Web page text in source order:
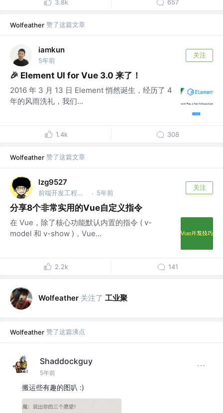
3.8k 657
Wolfeather 赞了这篇文章
iamkun
5年前
关注
🎉 Element UI for Vue 3.0 来了！
2016 年 3 月 13 日 Element 悄然诞生，经历了 4
年的风雨洗礼，我们...
1.4k 308
Wolfeather 赞了这篇文章
lzg9527
前端开发工程师 | 广州 · 5年前
关注
分享8个非常实用的Vue自定义指令
在 Vue，除了核心功能默认内置的指令 ( v-
model 和 v-show )，Vue...
2.2k 141
Wolfeather 关注了 工业聚
Wolfeather 赞了这篇沸点
Shaddockguy
5年前
搬运些有趣的图叭 :)